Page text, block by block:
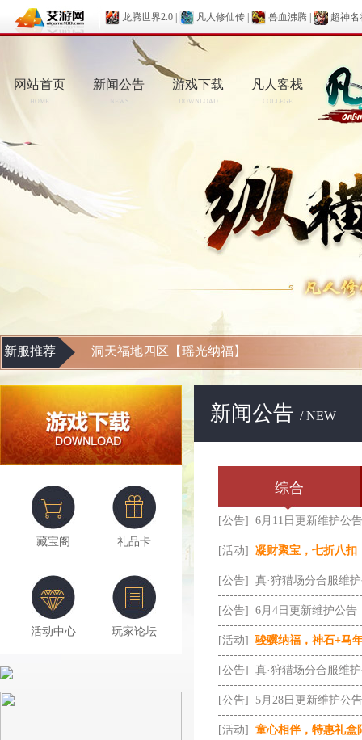
龙腾世界2.0 凡人修仙传 兽血沸腾 超神名
网站首页
HOME
新闻公告
NEWS
游戏下载
DOWNLOAD
凡人客栈
COLLEGE
新服推荐 洞天福地四区【瑶光纳福】
藏宝阁 礼品卡
活动中心 玩家论坛
新闻公告 / NEW
综合
[公告] 6月11日更新维护公告
[活动] 凝财聚宝，七折八扣
[公告] 真·狩猎场分合服维
[公告] 6月4日更新维护公告
[活动] 骏骥纳福，神石+马
[公告] 真·狩猎场分合服维
[公告] 5月28日更新维护公告
[活动] 童心相伴，特惠礼盒